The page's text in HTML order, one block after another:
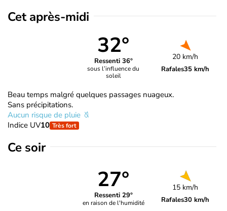
Cet après-midi
32°
Ressenti 36°
sous l’influence du
soleil
20 km/h
Rafales35 km/h
Beau temps malgré quelques passages nuageux.
Sans précipitations.
Aucun risque de pluie
Indice UV10 Très fort
Ce soir
27°
Ressenti 29°
en raison de l'humidité
15 km/h
Rafales30 km/h